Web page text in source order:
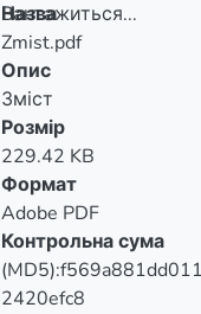
Вантажиться...
Вантажиться...
Назва
Zmist.pdf
Опис
Зміст
Розмір
229.42 KB
Формат
Adobe PDF
Контрольна сума
2420efc8